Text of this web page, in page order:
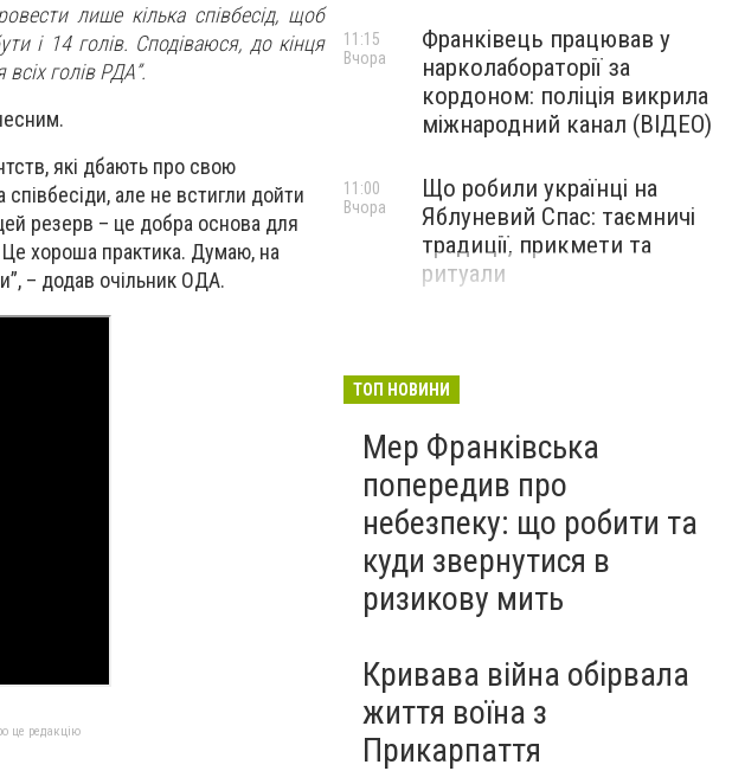
лише кілька співбесід, щоб
і 14 голів. Сподіваюся, до кінця
голів РДА”.
які дбають про свою
але не встигли дойти
резерв – це добра основа для
Це хороша практика. Думаю, на
– додав очільник ОДА.
це редакцію
Франківець працював у
нарколабораторії за
кордоном: поліція викрила
міжнародний канал (ВІДЕО)
11:15
Вчора
Що робили українці на
Яблуневий Спас: таємничі
традиції, прикмети та
ритуали
11:00
Вчора
ТОП НОВИНИ
Мер Франківська
попередив про
небезпеку: що робити та
куди звернутися в
ризикову мить
Кривава війна обірвала
життя воїна з
Прикарпаття